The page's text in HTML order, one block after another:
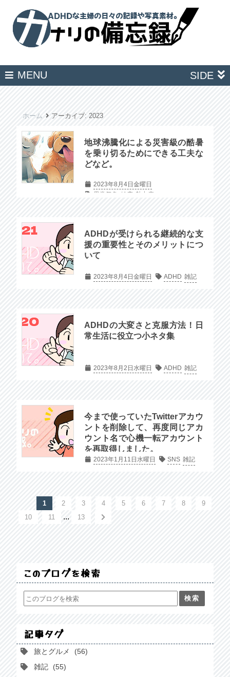
MENU SIDE
ホーム アーカイブ:2023
地球沸騰化による災害級の酷暑
を乗り切るためにできる工夫な
どなど。
2023年8月4日金曜日
異常気象
健康 熱中症
ADHDが受けられる継続的な支
援の重要性とそのメリットにつ
いて
2023年8月4日金曜日 ADHD 雑記
ADHDの大変さと克服方法！日
常生活に役立つ小ネタ集
2023年8月2日水曜日 ADHD 雑記
今まで使っていたTwitterアカウ
ントを削除して、再度同じアカ
ウント名で心機一転アカウント
を再取得しました。
2023年1月11日水曜日 SNS 雑記
1 2 3 4 5 6 7 8
9
10
11 ... 13
このブログを検索
記事タグ
旅とグルメ
56
雑記
55